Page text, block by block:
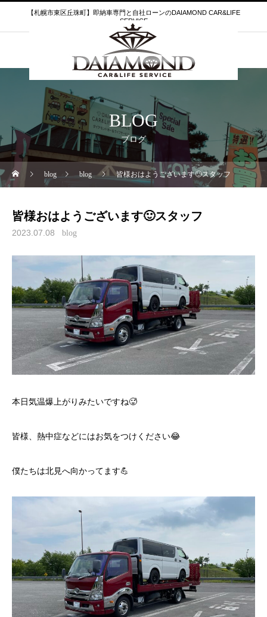
【札幌市東区丘珠町】即納車専門と自社ローンのDAIAMOND CAR&LIFE
SERVICE
BLOG
ブログ
blog blog 皆様おはようございます🙂スタッフ
皆様おはようございます🙂スタッフ
2023.07.08 blog
本日気温爆上がりみたいですね🥵
皆様、熱中症などにはお気をつけください😂
僕たちは北見へ向かってます💪